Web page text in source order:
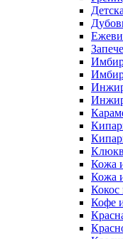
Кожа
Кожа
Кокос
Кофе